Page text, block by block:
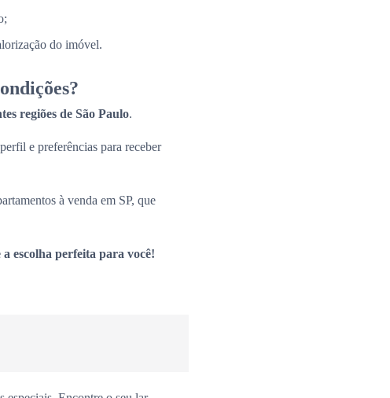
do imóvel.
regiões de São Paulo.
e preferências para receber
à venda em SP, que
escolha perfeita para você!